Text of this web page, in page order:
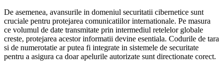
De asemenea, avansurile in domeniul securitatii cibernetice sunt
cruciale pentru protejarea comunicatiilor internationale. Pe masura
ce volumul de date transmitate prin intermediul retelelor globale
creste, protejarea acestor informatii devine esentiala. Codurile de tara
si de numerotatie ar putea fi integrate in sistemele de securitate
pentru a asigura ca doar apelurile autorizate sunt directionate corect.